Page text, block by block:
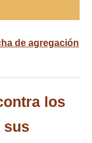
de agregación
los
sus